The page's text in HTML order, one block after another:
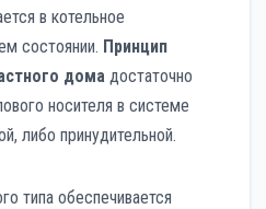
в котельное
состоянии. Принцип
дома достаточно
носителя в системе
либо принудительной.
типа обеспечивается